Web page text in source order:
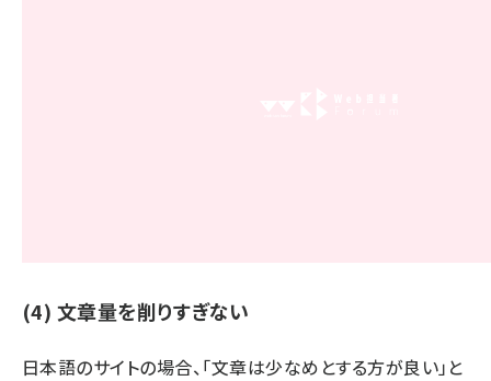
(4) 文章量を削りすぎない
日本語のサイトの場合、「文章は少なめとする方が良い」と